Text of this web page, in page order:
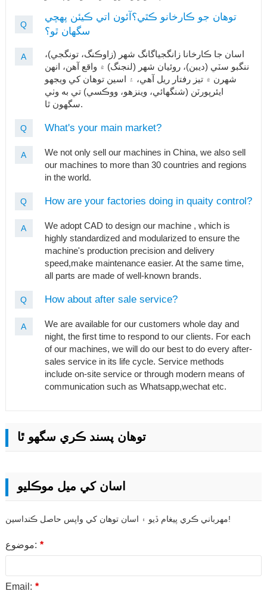
Q
توهان جو ڪارخانو ڪٿي؟آئون اتي ڪيئن پهچي
سگهان ٿو؟
A
اسان جا ڪارخانا زانگجياگانگ شهر (زاوڪنگ، تونگجي)،
ننگبو سٽي (ديبن)، روئيان شهر (لنجنگ) ۾ واقع آهن، انهن
شهرن ۾ تيز رفتار ريل آهي، ۽ اسين توهان کي ويجهو
ايئرپورٽن (شنگھائي، وينزهو، ووڪسي) تي به وٺي
سگهون ٿا.
Q What's your main market?
A
We not only sell our machines in China, we also sell
our machines to more than 30 countries and regions
in the world.
Q How are your factories doing in quaity control?
A
We adopt CAD to design our machine , which is
highly standardized and modularized to ensure the
machine's production precision and delivery
speed,make maintenance easier. At the same time,
all parts are made of well-known brands.
Q How about after sale service?
A
We are available for our customers whole day and
night, the first time to respond to our clients. For each
of our machines, we will do our best to do every after-
sales service in its life cycle. Service methods
include on-site service or through modern means of
communication such as Whatsapp,wechat etc.
توهان پسند ڪري سگهو ٿا
اسان کي ميل موڪليو
مهرباني ڪري پيغام ڏيو ۽ اسان توهان کي واپس حاصل ڪنداسين!
موضوع: *
Email: *